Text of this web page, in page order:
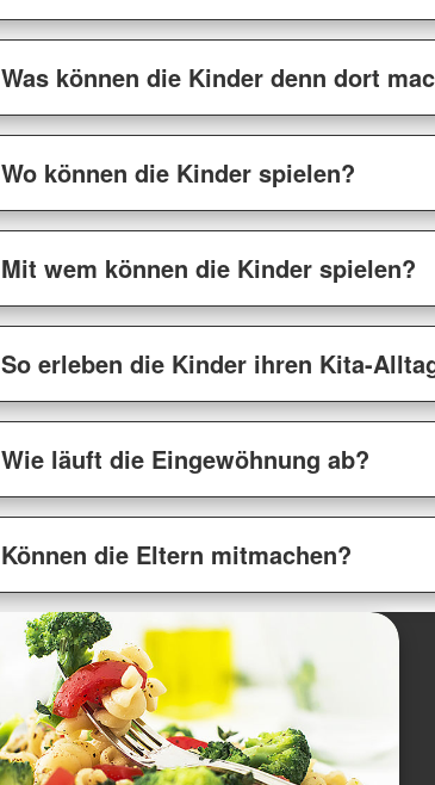
Was können die Kinder denn dort
Wo können die Kinder spielen?
Mit wem können die Kinder spielen?
So erleben die Kinder ihren Kita-
Wie läuft die Eingewöhnung ab?
Können die Eltern mitmachen?